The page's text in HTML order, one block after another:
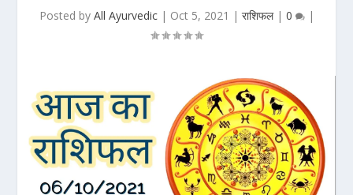
Posted by All Ayurvedic| Oct 5, 2021 | राशिफल| 0 |